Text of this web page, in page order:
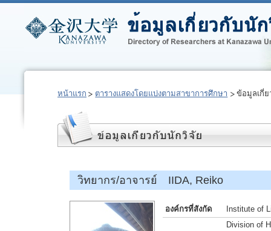
หน้าแรก ตารางแสดงโดยแบ่งตามสาขาการศึกษา ข้อมูลเกี่
วิทยากร/อาจารย์ IIDA, Reiko
องค์กรที่สังกัด Institute of
Division of